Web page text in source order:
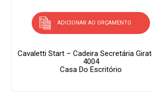
ADICIONAR AO ORÇAMENTO
Cavaletti Start – Cadeira Secretária
4004
Casa Do Escritório